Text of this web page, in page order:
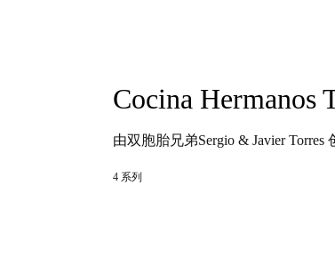
Cocina Hermanos
由双胞胎兄弟Sergio & Javier
4 系列